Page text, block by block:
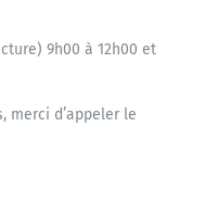
9h00 à 12h00 et
merci d’appeler le